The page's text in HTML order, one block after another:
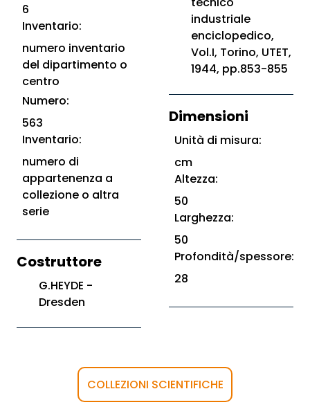
6
Inventario:
numero inventario
del dipartimento o
centro
Numero:
563
Inventario:
numero di
appartenenza a
collezione o altra
serie
Costruttore
G.HEYDE -
Dresden
industriale
enciclopedico,
Vol.I, Torino, UTET,
1944, pp.853-855
Dimensioni
Unità di misura:
cm
Altezza:
50
Larghezza:
50
Profondità/spessore:
28
COLLEZIONI SCIENTIFICHE